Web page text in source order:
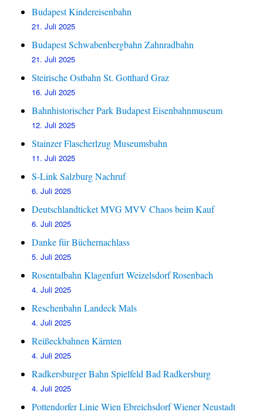
Budapest Kindereisenbahn
21. Juli 2025
Budapest Schwabenbergbahn Zahnradbahn
21. Juli 2025
Steirische Ostbahn St. Gotthard Graz
16. Juli 2025
Bahnhistorischer Park Budapest Eisenbahnmuseum
12. Juli 2025
Stainzer Flascherlzug Museumsbahn
11. Juli 2025
S-Link Salzburg Nachruf
6. Juli 2025
Deutschlandticket MVG MVV Chaos beim Kauf
6. Juli 2025
Danke für Büchernachlass
5. Juli 2025
Rosentalbahn Klagenfurt Weizelsdorf Rosenbach
4. Juli 2025
Reschenbahn Landeck Mals
4. Juli 2025
Reißeckbahnen Kärnten
4. Juli 2025
Radkersburger Bahn Spielfeld Bad Radkersburg
4. Juli 2025
Pottendorfer Linie Wien Ebreichsdorf Wiener Neustadt